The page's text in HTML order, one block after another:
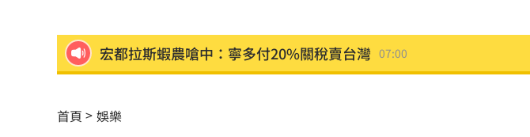
宏都拉斯蝦農嗆中：寧多付20%關稅賣台灣 07:00
白海豚劇烈降雨來了 8縣市大雨特報開炸
首頁 娛樂